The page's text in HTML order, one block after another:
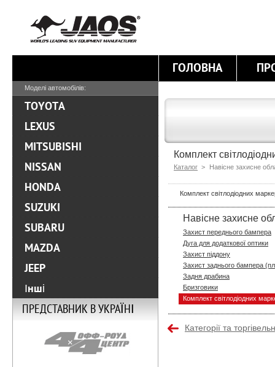
ГОЛОВНА
Комплект
Каталог > Навісне захисне
Комплект світлодіодних
Навісне захисне
Захист переднього бампера
Дуга для додаткової оптики
Захист піддону
Захист заднього бампера
Задня драбина
Бризговики
Комплект світлодіодних
Категорії та
Моделі автомобілів:
TOYOTA
LEXUS
MITSUBISHI
NISSAN
HONDA
SUZUKI
SUBARU
MAZDA
JEEP
Інші
ПРЕДСТАВНИК В УКРАЇНІ